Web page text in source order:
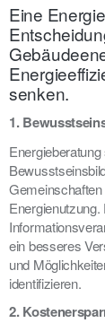
Eine
senken.
1.
ein besseres
und
identifizieren.
2.